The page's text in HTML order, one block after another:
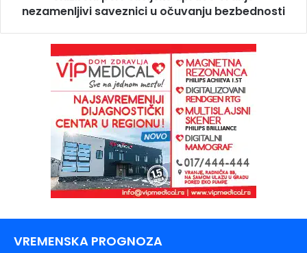
nezamenljivi saveznici u očuvanju bezbednosti
VREMENSKA PROGNOZA